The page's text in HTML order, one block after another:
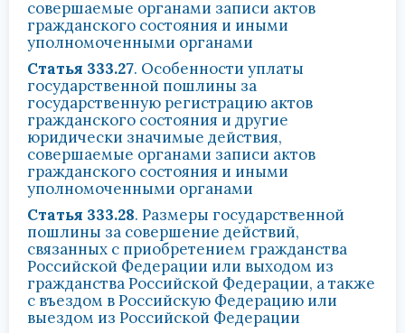
совершаемые органами записи актов
гражданского состояния и иными
уполномоченными органами
Статья 333.27. Особенности уплаты
государственной пошлины за
государственную регистрацию актов
гражданского состояния и другие
юридически значимые действия,
совершаемые органами записи актов
гражданского состояния и иными
уполномоченными органами
Статья 333.28. Размеры государственной
пошлины за совершение действий,
связанных с приобретением гражданства
Российской Федерации или выходом из
гражданства Российской Федерации, а также
с въездом в Российскую Федерацию или
выездом из Российской Федерации